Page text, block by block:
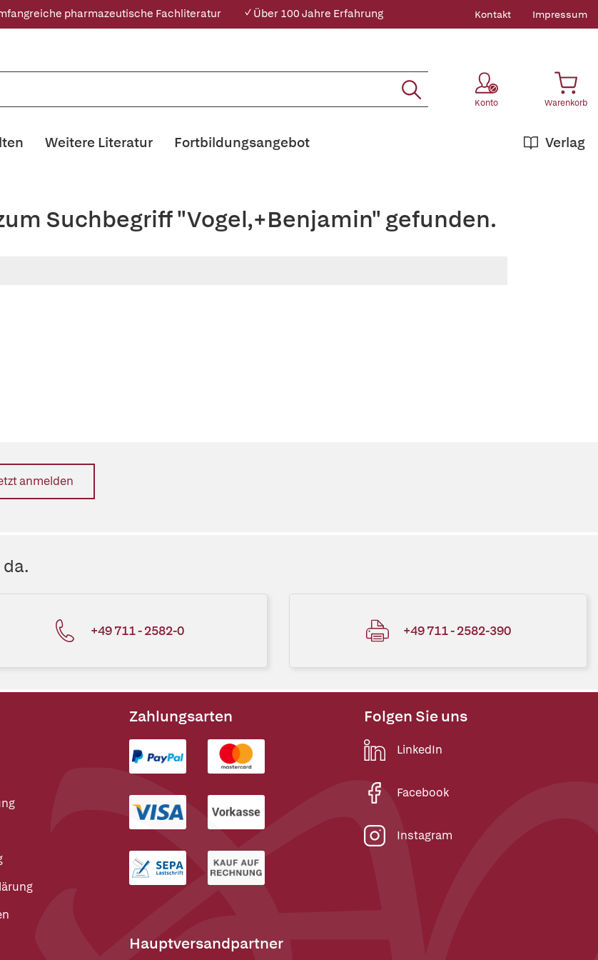
pharmazeutische Fachliteratur ✓ Über 100 Jahre Erfahrung Kontakt Impressum
Konto Warenkorb
Weitere Literatur Verlag
Fortbildungsangebot
Suchbegriff "Vogel,+Benjamin" gefunden.
anmelden
+49 711 - 2582-0 +49 711 - 2582-390
Zahlungsarten
Hauptversandpartner
Folgen Sie uns
LinkedIn
Facebook
Instagram